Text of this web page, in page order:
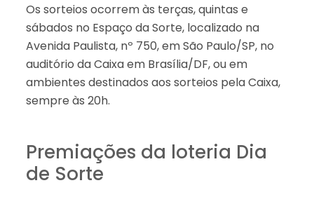
Os sorteios ocorrem às terças, quintas e
sábados no Espaço da Sorte, localizado na
Avenida Paulista, nº 750, em São Paulo/SP, no
auditório da Caixa em Brasília/DF, ou em
ambientes destinados aos sorteios pela Caixa,
sempre às 20h.
Premiações da loteria Dia
de Sorte